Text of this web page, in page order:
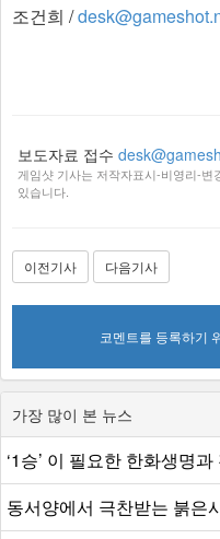
조건희 /
보도자료 접수
게임샷 기사는 저작자표시-비영리-
있습니다.
이전기사 다음기사
코멘트를 등록하기
가장 많이 본 뉴스
‘1승’ 이 필요한 한화생명과
동서양에서 극찬받는 붉은